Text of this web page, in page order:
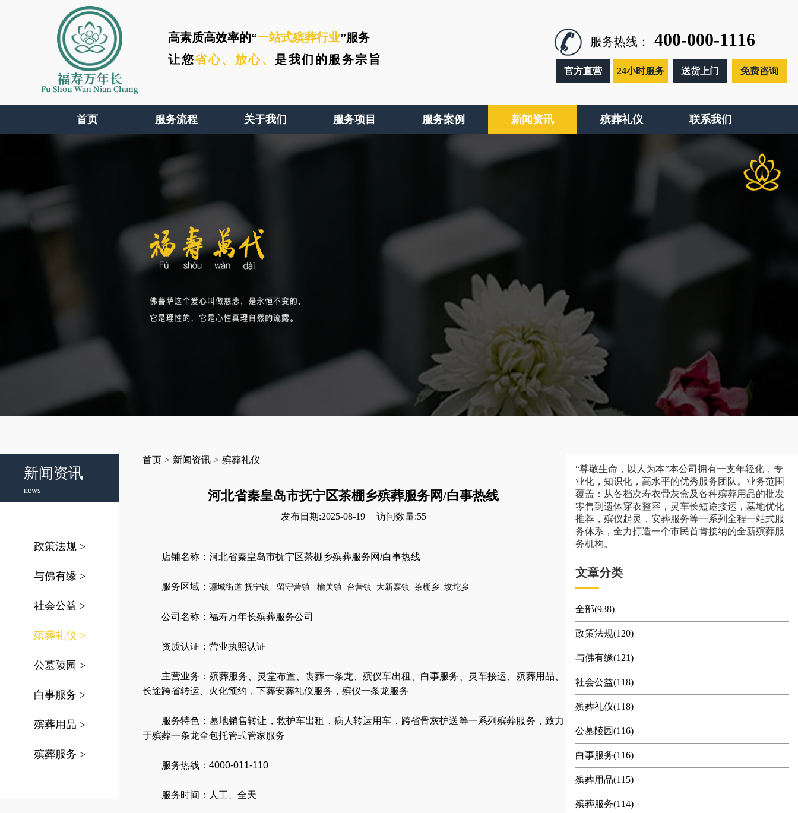
福寿万年长
Fu Shou Wan Nian Chang
高素质高效率的“一站式殡葬行业”服务
让您省心、 放心、 是我们的服务宗旨
服务热线： 400-000-1116
官方直营 24小时服务 送货上门 免费咨询
首页 服务流程 关于我们 服务项目 服务案例 新闻资讯 殡葬礼仪 联系我们
新闻资讯
news
政策法规 >
与佛有缘 >
社会公益 >
殡葬礼仪 >
公墓陵园 >
白事服务 >
殡葬用品 >
殡葬服务 >
首页 > 新闻资讯 > 殡葬礼仪
河北省秦皇岛市抚宁区茶棚乡殡葬服务网/白事热线
发布日期:2025-08-19 访问数量:55
店铺名称：河北省秦皇岛市抚宁区茶棚乡殡葬服务网/白事热线
服务区域： 骊城街道 抚宁镇 留守营镇 榆关镇 台营镇 大新寨镇 茶棚乡 坟坨乡
公司名称： 福寿万年长殡葬服务公司
资质认证：营业执照认证
主营业务： 殡葬服务 灵堂布置 、丧葬一条龙 、殡仪车出租 白事服务 灵车接运 殡葬用品
长途跨省转运
火化预约 ， 下葬安葬礼仪服务 ， 殡仪一条龙服务
服务特色： 墓地销售转让 ， 救护车出租 ， 病人转运用车 ， 跨省骨灰护送等一系列殡葬服务， 致力
于殡葬一条龙全包托管式管家服务
服务热线：4000-011-110
服务时间：人工、全天
“尊敬生命，以人为本”本公司拥有一支年轻化，专
业化，知识化，高水平的优秀服务团队。业务范围
覆盖：从各档次寿衣骨灰盒及各种殡葬用品的批发
零售到遗体穿衣整容，灵车长短途接运，墓地优化
推荐，殡仪起灵，安葬服务等一系列全程一站式服
务体系，全力打造一个市民首肯接纳的全新殡葬服
务机构。
文章分类
全部(938)
政策法规(120)
与佛有缘(121)
社会公益(118)
殡葬礼仪(118)
公墓陵园(116)
白事服务(116)
殡葬用品(115)
殡葬服务(114)